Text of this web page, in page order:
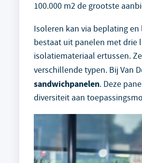
100.000 m2 de grootste
Isoleren kan via beplating
bestaat uit panelen met drie
isolatiemateriaal ertussen.
verschillende typen. Bij Van
sandwichpanelen. Deze
diversiteit aan